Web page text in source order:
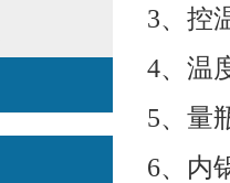
3、控
4、温
5、量
6、内